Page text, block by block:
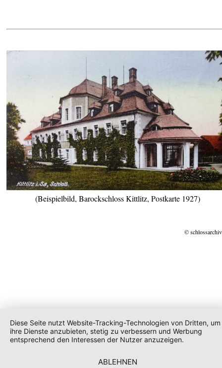
(Beispielbild, Barockschloss Kittlitz, Postkarte 1927)
©
Diese Seite nutzt Website-Tracking-Technologien von Dritten, um
ihre Dienste anzubieten, stetig zu verbessern und Werbung
entsprechend den Interessen der Nutzer anzuzeigen.
ABLEHNEN